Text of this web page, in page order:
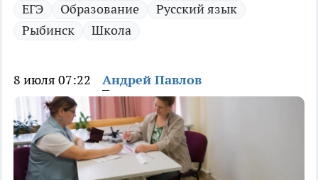
ЕГЭ Образование
Русский язык
Рыбинск
Школа
8 июля 07:22 Андрей Павлов